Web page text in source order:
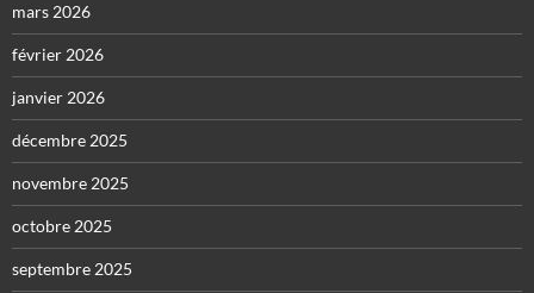
mars 2026
février 2026
janvier 2026
décembre 2025
novembre 2025
octobre 2025
septembre 2025